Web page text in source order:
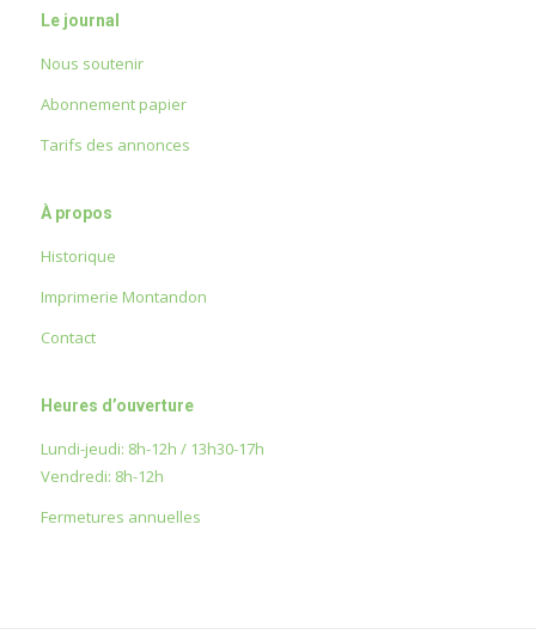
Le journal
Nous soutenir
Abonnement papier
Tarifs des annonces
À propos
Historique
Imprimerie Montandon
Contact
Heures d’ouverture
Lundi-jeudi: 8h-12h / 13h30-17h
Vendredi: 8h-12h
Fermetures annuelles